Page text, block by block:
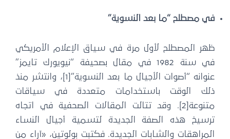
في مصطلح “ما بعد النسوية”
ظهر المصطلح لأول مرة في سياق الإعلام الأمريكي
في سنة 1982 في مقال بصحيفة “نيويورك تايمز”
عنوانه “أصوات الأجيال ما بعد النسوية”[1]، وانتشر منذ
ذلك الوقت باستخدامات متعددة في سياقات
متنوعة[2]. وقد تتالت المقالات الصحفية في اتجاه
ترسيخ هذه الصفة الجديدة لتسمية أجيال النساء
المراهقات والشابات الجديدة. فكتبت بولوتين، «آراء من